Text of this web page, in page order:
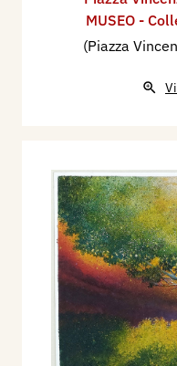
MUSEO -
(Piazza